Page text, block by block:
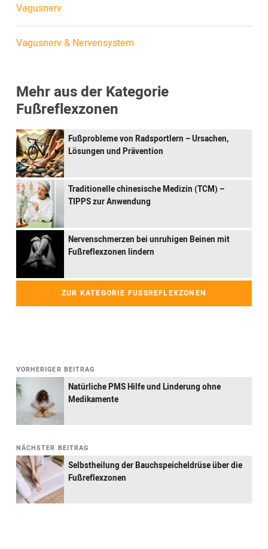
Vagusnerv
Vagusnerv & Nervensystem
Mehr aus der Kategorie
Fußreflexzonen
Fußprobleme von Radsportlern – Ursachen,
Lösungen und Prävention
Traditionelle chinesische Medizin (TCM) –
TIPPS zur Anwendung
Nervenschmerzen bei unruhigen Beinen mit
Fußreflexzonen lindern
ZUR KATEGORIE FUSSREFLEXZONEN
VORHERIGER BEITRAG
Natürliche PMS Hilfe und Linderung ohne
Medikamente
NÄCHSTER BEITRAG
Selbstheilung der Bauchspeicheldrüse über die
Fußreflexzonen